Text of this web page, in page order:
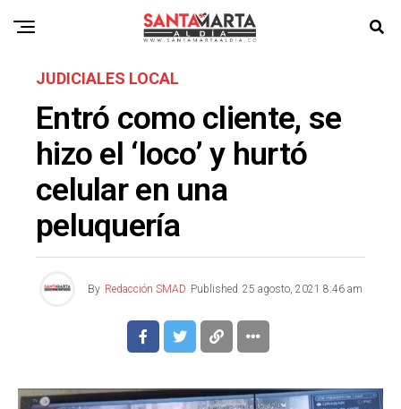
JUDICIALES LOCAL
Entró como cliente, se
hizo el ‘loco’ y hurtó
celular en una
peluquería
By Redacción SMAD Published 25 agosto, 2021 8:46 am